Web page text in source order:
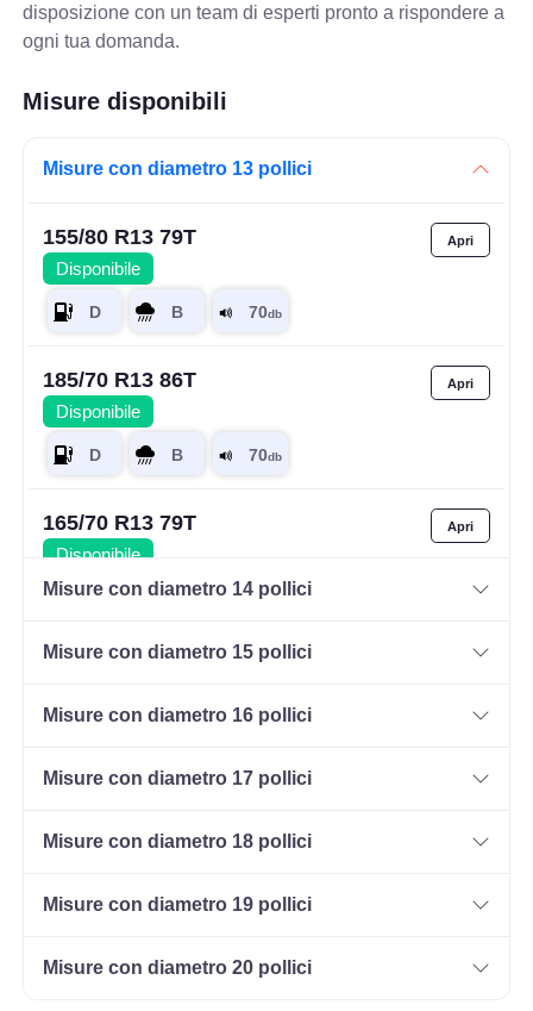
disposizione con un team di esperti pronto a rispondere a
ogni tua domanda.
Misure disponibili
Misure con diametro 13 pollici
155/80 R13 79T
Disponibile
185/70 R13 86T
Disponibile
165/70 R13 79T
Disponibile
175/70 R13 82T
Disponibile
Misure con diametro 14 pollici
Misure con diametro 15 pollici
Misure con diametro 16 pollici
Misure con diametro 17 pollici
Misure con diametro 18 pollici
Misure con diametro 19 pollici
Misure con diametro 20 pollici